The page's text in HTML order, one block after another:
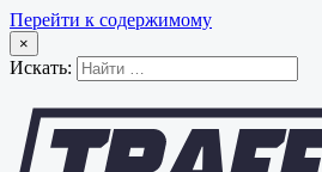
Перейти к содержимому
×
Искать: